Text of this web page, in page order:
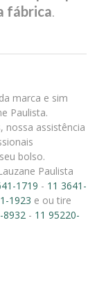
fábrica.
marca e sim
Paulista.
nossa assistência
bolso.
Paulista
1719 - 11 3641-
1923 e ou tire
8932 - 11 95220-